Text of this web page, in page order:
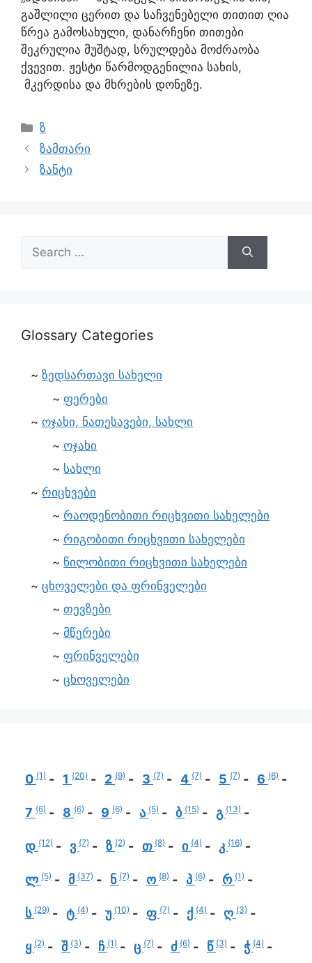
გაშლილი ცერით და საჩვენებელი თითით ღია
წრეა გამოსახული, დანარჩენი თითები
შეკრულია მუშტად, სრულდება მოძრაობა
ქვევით. ჟესტი წარმოდგენილია სახის,
მკერდისა და მხრების დონეზე.
ზ
ზამთარი
ზანტი
Glossary Categories
ზედსართავი სახელი
ფერები
ოჯახი, ნათესავები, სახლი
ოჯახი
სახლი
რიცხვები
რაოდენობითი რიცხვითი სახელები
რიგობითი რიცხვითი სახელები
წილობითი რიცხვითი სახელები
ცხოველები და ფრინველები
თევზები
მწერები
ფრინველები
ცხოველები
0 (1) 1 (20) 2 (9) 3 (7) 4 (7) 5 (7) 6 (6)
7 (6) 8 (6) 9 (6) ა (5) ბ (15) გ (13)
დ (12) ვ (7) ზ (2) თ (8) ი (4) კ (16)
ლ (5) მ (37) ნ (7) ო (8) პ (6) რ (1)
ს (29) ტ (4) უ (10) ფ (7) ქ (4) ღ (3)
ყ (2) შ (3) ჩ (1) ც (7) ძ (6) წ (3) ჭ (4)